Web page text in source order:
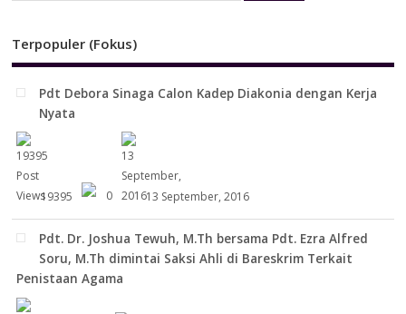
Terpopuler (Fokus)
Pdt Debora Sinaga Calon Kadep Diakonia dengan Kerja
Nyata
19395 0 13 September, 2016
Pdt. Dr. Joshua Tewuh, M.Th bersama Pdt. Ezra Alfred
Soru, M.Th dimintai Saksi Ahli di Bareskrim Terkait
Penistaan Agama